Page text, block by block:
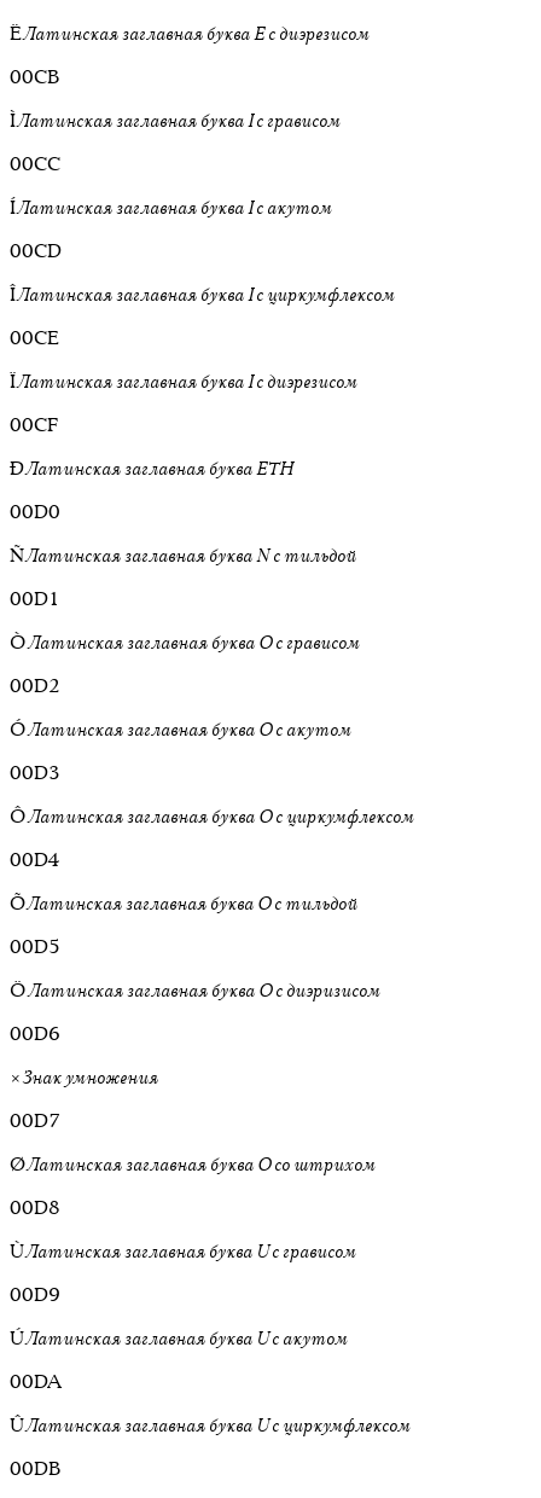
ËЛатинская заглавная буква E с диэрезисом
00CB
ÌЛатинская заглавная буква I с грависом
00CC
ÍЛатинская заглавная буква I с акутом
00CD
ÎЛатинская заглавная буква I с циркумфлексом
00CE
ÏЛатинская заглавная буква I с диэрезисом
00CF
ÐЛатинская заглавная буква ETH
00D0
ÑЛатинская заглавная буква N с тильдой
00D1
ÒЛатинская заглавная буква O с грависом
00D2
ÓЛатинская заглавная буква O с акутом
00D3
ÔЛатинская заглавная буква O с циркумфлексом
00D4
ÕЛатинская заглавная буква O с тильдой
00D5
ÖЛатинская заглавная буква O с диэризисом
00D6
×Знак умножения
00D7
ØЛатинская заглавная буква O со штрихом
00D8
ÙЛатинская заглавная буква U с грависом
00D9
ÚЛатинская заглавная буква U с акутом
00DA
ÛЛатинская заглавная буква U с циркумфлексом
00DB